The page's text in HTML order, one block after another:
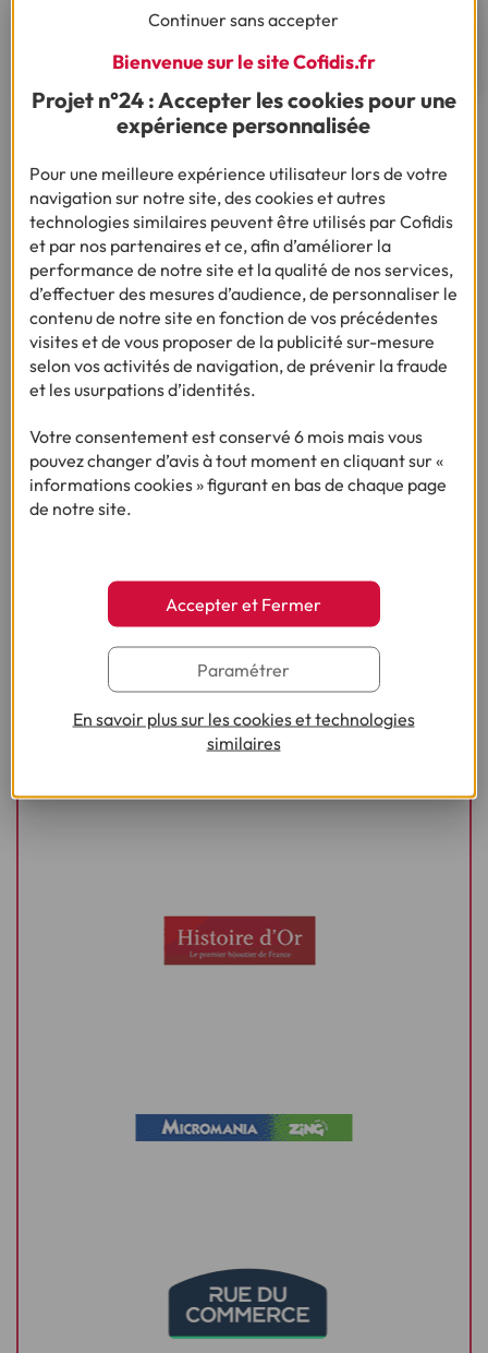
Rapprochez-vous d’un vendeur pour plus
d’informations
Les principaux partenaires3xCB
et 4xCB
Continuer sans accepter
Bienvenue sur le site Cofidis.fr
Projet n°24 : Accepter les cookies pour une
expérience personnalisée
Pour une meilleure expérience utilisateur lors de votre
navigation sur notre site, des cookies et autres
technologies similaires peuvent être utilisés par Cofidis
et par nos partenaires et ce, afin d’améliorer la
performance de notre site et la qualité de nos services,
d’effectuer des mesures d’audience, de personnaliser le
contenu de notre site en fonction de vos précédentes
visites et de vous proposer de la publicité sur-mesure
selon vos activités de navigation, de prévenir la fraude
et les usurpations d’identités.
Votre consentement est conservé 6 mois mais vous
pouvez changer d’avis à tout moment en cliquant sur «
informations cookies » figurant en bas de chaque page
de notre site.
Accepter et Fermer
Paramétrer
En savoir plus sur les cookies et technologies
similaires